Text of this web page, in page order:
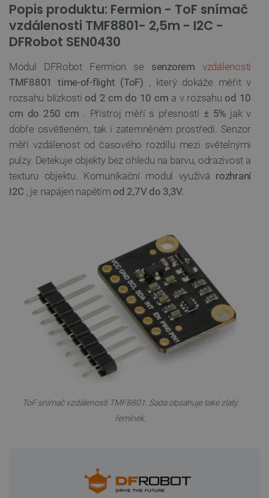
Popis produktu: Fermion - ToF snímač
vzdálenosti TMF8801- 2,5m - I2C -
DFRobot SEN0430
Modul DFRobot Fermion se senzorem
vzdálenosti
TMF8801 time-of-flight (ToF) , který dokáže měřit v
rozsahu blízkosti od 2 cm do 10 cm a v rozsahu od 10
cm do 250 cm
Přístroj měří s přesností ± 5% jak v
dobře osvětleném, tak i zatemněném prostředí. Senzor
měří vzdálenost od časového rozdílu mezi světelnými
pulzy. Detekuje objekty bez ohledu na barvu, odrazivost a
texturu objektu. Komunikační modul využívá rozhraní
I2C , je napájen napětím od 2,7V do 3,3V.
ToF snímač vzdálenosti TMF8801. Sada obsahuje také zlatý
řemínek.